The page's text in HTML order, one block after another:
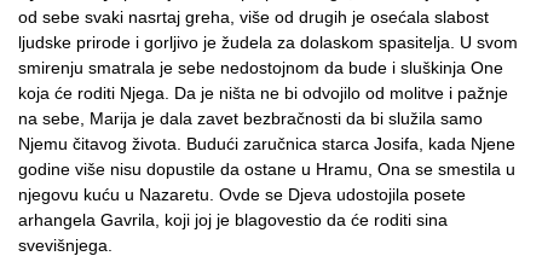
od sebe svaki nasrtaj greha, više od drugih je osećala slabost
ljudske prirode i gorljivo je žudela za dolaskom spasitelja. U svom
smirenju smatrala je sebe nedostojnom da bude i sluškinja One
koja će roditi Njega. Da je ništa ne bi odvojilo od molitve i pažnje
na sebe, Marija je dala zavet bezbračnosti da bi služila samo
Njemu čitavog života. Budući zaručnica starca Josifa, kada Njene
godine više nisu dopustile da ostane u Hramu, Ona se smestila u
njegovu kuću u Nazaretu. Ovde se Djeva udostojila posete
arhangela Gavrila, koji joj je blagovestio da će roditi sina
svevišnjega.